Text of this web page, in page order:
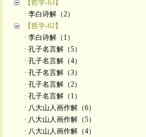
【哲学-63】
· 李白诗解（2）
【哲学-62】
· 李白诗解（1）
· 孔子名言解（5）
· 孔子名言解（4）
· 孔子名言解（3）
· 孔子名言解（2）
· 孔子名言解（1）
· 八大山人画作解（6）
· 八大山人画作解（5）
· 八大山人画作解（4）